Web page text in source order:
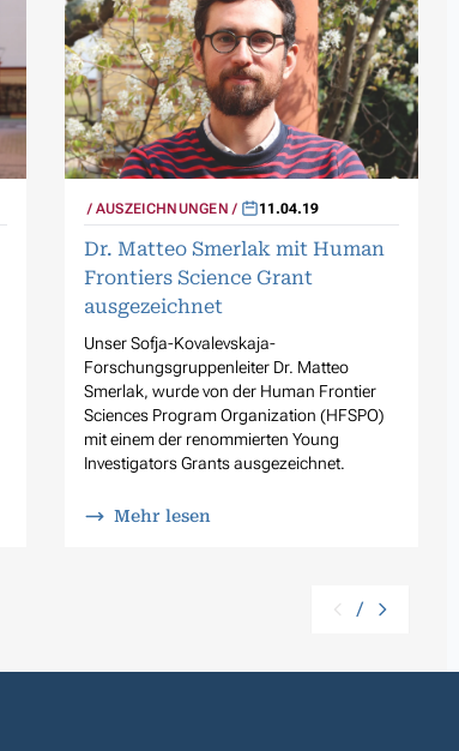
AUSZEICHNUNGEN 11.04.19
Dr. Matteo Smerlak mit Human
Frontiers Science Grant
ausgezeichnet
Unser Sofja-Kovalevskaja-
Forschungsgruppenleiter Dr. Matteo
Smerlak, wurde von der Human Frontier
Sciences Program Organization (HFSPO)
mit einem der renommierten Young
Investigators Grants ausgezeichnet.
Mehr lesen
/